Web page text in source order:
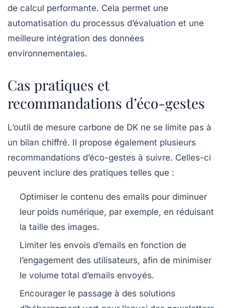
de calcul performante. Cela permet une
automatisation du processus d’évaluation et une
meilleure intégration des données
environnementales.
Cas pratiques et
recommandations d’éco-gestes
L’outil de mesure carbone de DK ne se limite pas à
un bilan chiffré. Il propose également plusieurs
recommandations d’éco-gestes à suivre. Celles-ci
peuvent inclure des pratiques telles que :
Optimiser le contenu des emails pour diminuer
leur poids numérique, par exemple, en réduisant
la taille des images.
Limiter les envois d’emails en fonction de
l’engagement des utilisateurs, afin de minimiser
le volume total d’emails envoyés.
Encourager le passage à des solutions